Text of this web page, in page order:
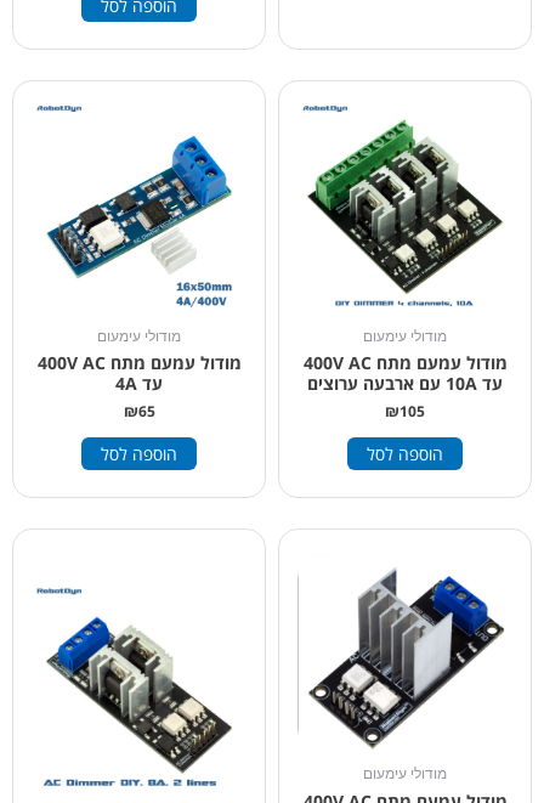
הוספה לסל
מודולי עימעום
מודול עמעם מתח 400V AC
עד 10A עם ארבעה ערוצים
₪105
הוספה לסל
מודולי עימעום
מודול עמעם מתח 400V AC
עד 4A
₪65
הוספה לסל
מודולי עימעום